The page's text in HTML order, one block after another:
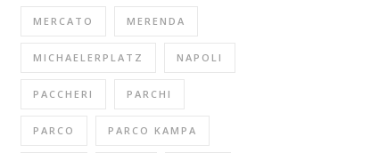
MERCATO MERENDA
MICHAELERPLATZ NAPOLI
PACCHERI PARCHI
PARCO PARCO KAMPA